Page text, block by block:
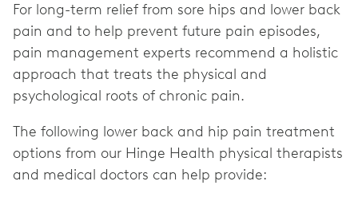
For long-term relief from sore hips and lower back
pain and to help prevent future pain episodes,
pain management experts recommend a holistic
approach that treats the physical and
psychological roots of chronic pain.
The following lower back and hip pain treatment
options from our Hinge Health physical therapists
and medical doctors can help provide: